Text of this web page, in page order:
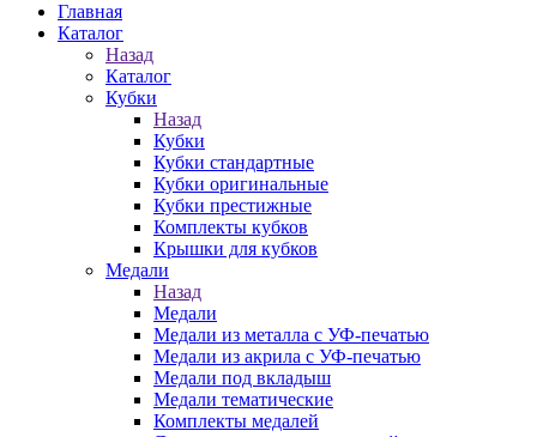
Главная
Каталог
Назад
Каталог
Кубки
Назад
Кубки
Кубки стандартные
Кубки оригинальные
Кубки престижные
Комплекты кубков
Крышки для кубков
Медали
Назад
Медали
Медали из металла с УФ-печатью
Медали из акрила с УФ-печатью
Медали под вкладыш
Медали тематические
Комплекты медалей